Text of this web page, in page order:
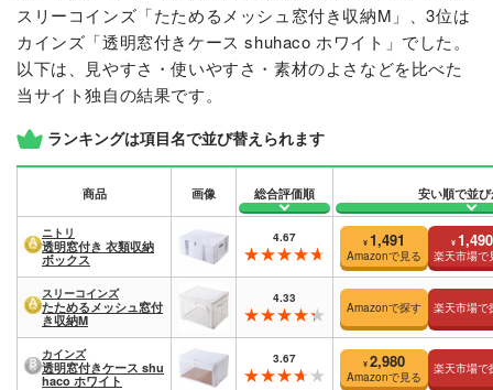
スリーコインズ「たためるメッシュ窓付き収納M」、3位は
カインズ「透明窓付きケース shuhaco ホワイト」でした。
以下は、見やすさ・使いやすさ・素材のよさなどを比べた
当サイト独自の結果です。
ランキングは項目名で並び替えられます
商品 画像 総合評価順 安い順で並
ニトリ
透明窓付き 衣類収納
ボックス
4.67 ¥ 1,491
Amazonで見る
¥ 1,490
楽天市場で
スリーコインズ
たためるメッシュ窓付
き収納M
4.33
Amazonで探す 楽天市場で
カインズ
透明窓付きケース shu
haco ホワイト
3.67 ¥ 2,980
Amazonで見る
楽天市場で